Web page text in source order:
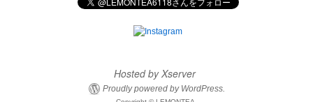
Hosted by Xserver
Proudly powered by WordPress.